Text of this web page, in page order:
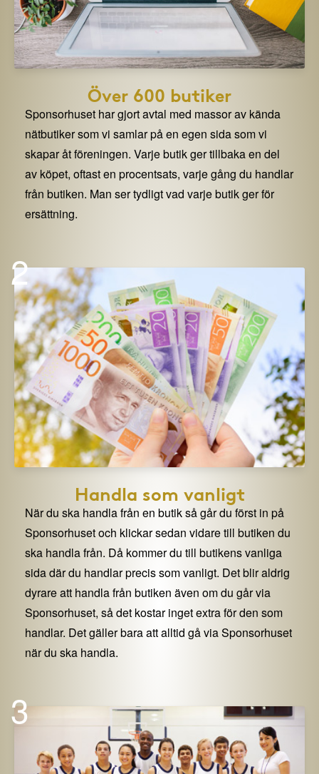
Över 600 butiker
Sponsorhuset har gjort avtal med massor av kända
nätbutiker som vi samlar på en egen sida som vi
skapar åt föreningen. Varje butik ger tillbaka en del
av köpet, oftast en procentsats, varje gång du handlar
från butiken. Man ser tydligt vad varje butik ger för
ersättning.
2
Handla som vanligt
När du ska handla från en butik så går du först in på
Sponsorhuset och klickar sedan vidare till butiken du
ska handla från. Då kommer du till butikens vanliga
sida där du handlar precis som vanligt. Det blir aldrig
dyrare att handla från butiken även om du går via
Sponsorhuset, så det kostar inget extra för den som
handlar. Det gäller bara att alltid gå via Sponsorhuset
när du ska handla.
3